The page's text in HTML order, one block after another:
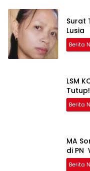
Surat
Lusia
Berita
LSM
Tutup!
Berita
MA
di PN
Berita